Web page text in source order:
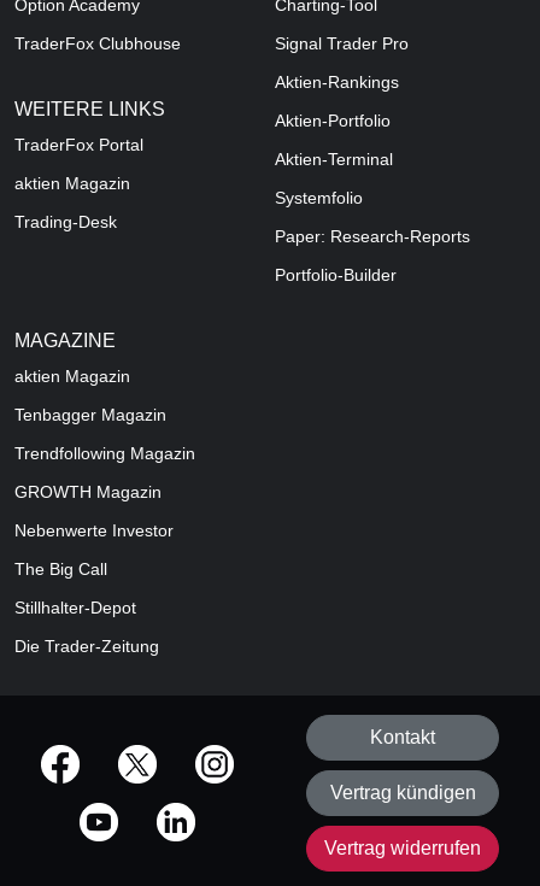
Option Academy
TraderFox Clubhouse
WEITERE LINKS
TraderFox Portal
aktien Magazin
Trading-Desk
Charting-Tool
Signal Trader Pro
Aktien-Rankings
Aktien-Portfolio
Aktien-Terminal
Systemfolio
Paper: Research-Reports
Portfolio-Builder
MAGAZINE
aktien Magazin
Tenbagger Magazin
Trendfollowing Magazin
GROWTH Magazin
Nebenwerte Investor
The Big Call
Stillhalter-Depot
Die Trader-Zeitung
offizielle Social Media-Accounts
Kontakt
Vertrag kündigen
Vertrag widerrufen